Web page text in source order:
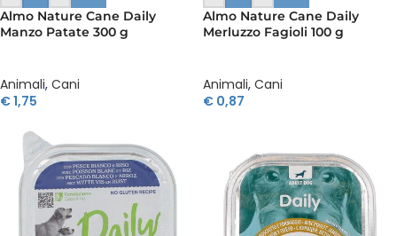
Almo Nature Cane Daily
Manzo Patate 300 g
Animali, Cani
€1,75
Almo Nature Cane Daily
Merluzzo Fagioli 100 g
Animali, Cani
€ 0,87